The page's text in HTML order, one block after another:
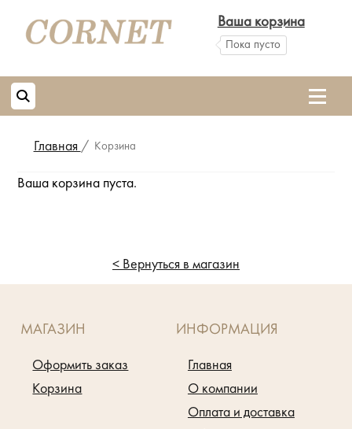
Ваша корзина
Пока пусто
Главная / Корзина
Ваша корзина пуста.
< Вернуться в магазин
МАГАЗИН
Оформить заказ
Корзина
ИНФОРМАЦИЯ
Главная
О компании
Оплата и доставка